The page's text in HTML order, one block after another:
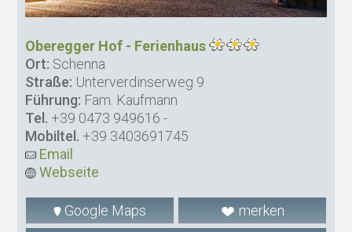
Oberegger Hof - Ferienhaus
Ort: Schenna
Straße: Unterverdinserweg 9
Führung: Fam. Kaufmann
Tel. +39 0473 949616 -
Mobiltel. +39 3403691745
Email
Webseite
Google Maps
merken